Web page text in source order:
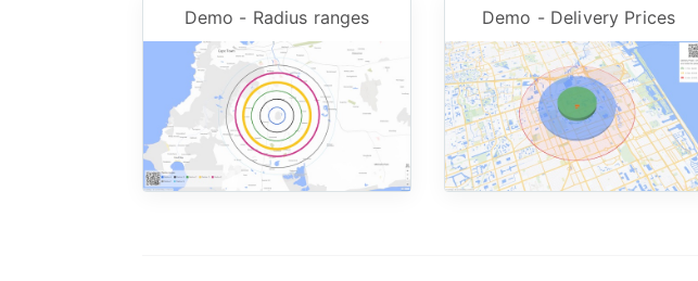
Demo - Radius ranges Demo - Delivery Prices